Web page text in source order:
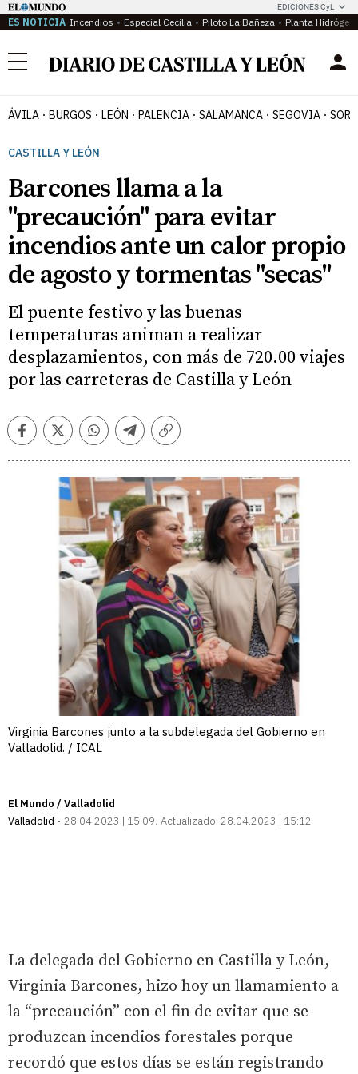
EDICIONES CyL
ES NOTICIA Incendios Especial Cecilia Piloto La Bañeza Planta
Menú
ÁVILA BURGOS LEÓN PALENCIA SALAMANCA SEGOVIA
CASTILLA Y LEÓN
Barcones llama a la
"precaución" para evitar
incendios ante un calor propio
de agosto y tormentas "secas"
El puente festivo y las buenas
temperaturas animan a realizar
desplazamientos, con más de 720.00 viajes
por las carreteras de Castilla y León
FacebookTwitterWhatsappTelegramCopiar
Virginia Barcones junto a la subdelegada del Gobierno en
Valladolid. / ICAL
El Mundo / Valladolid
Valladolid
28.04.2023 | 15:09 Actualizado: 28.04.2023 | 15:12
La delegada del Gobierno en Castilla y León,
Virginia Barcones, hizo hoy un llamamiento a
la “precaución” con el fin de evitar que se
produzcan incendios forestales porque
recordó que estos días se están registrando